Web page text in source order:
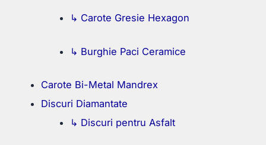
↳ Carote Gresie Hexagon
↳ Burghie Paci Ceramice
Carote Bi-Metal Mandrex
Discuri Diamantate
↳ Discuri pentru Asfalt